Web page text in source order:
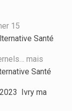
15
Santé
mais
Santé
Ivry ma